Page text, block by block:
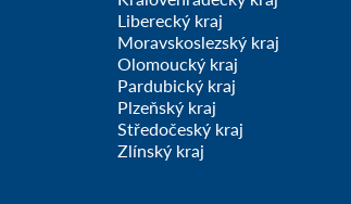
Liberecký kraj
Moravskoslezský kraj
Olomoucký kraj
Pardubický kraj
Plzeňský kraj
Středočeský kraj
Zlínský kraj